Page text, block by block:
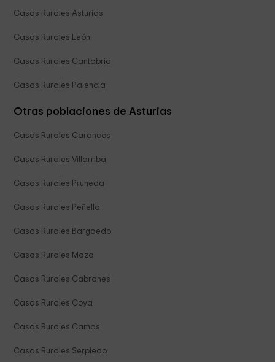
Casas Rurales Asturias
Casas Rurales León
Casas Rurales Cantabria
Casas Rurales Palencia
Otras poblaciones de Asturias
Casas Rurales Carancos
Casas Rurales Villarriba
Casas Rurales Pruneda
Casas Rurales Peñella
Casas Rurales Bargaedo
Casas Rurales Maza
Casas Rurales Cabranes
Casas Rurales Coya
Casas Rurales Camas
Casas Rurales Serpiedo